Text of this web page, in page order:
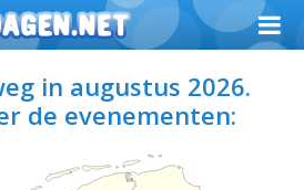
in augustus 2026.
de evenementen: